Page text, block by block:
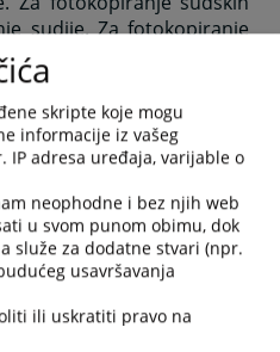
sudije. Za fotokopiranje
taksa.
obavlja se u sudskoj
mjestu pod nadzorom
u vremenskom
skripte koje mogu
informacije iz vašeg
IP adresa uređaja, varijable o
neophodne i bez njih web
u svom punom obimu, dok
služe za dodatne stvari (npr.
usavršavanja
ili uskratiti pravo na